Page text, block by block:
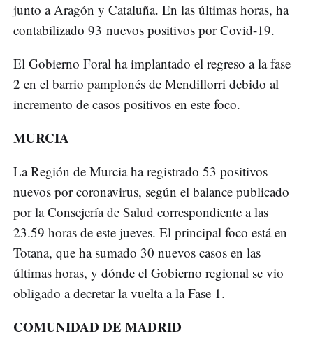
junto a Aragón y Cataluña. En las últimas horas, ha
contabilizado 93 nuevos positivos por Covid-19.
El Gobierno Foral ha implantado el regreso a la fase
2 en el barrio pamplonés de Mendillorri debido al
incremento de casos positivos en este foco.
MURCIA
La Región de Murcia ha registrado 53 positivos
nuevos por coronavirus, según el balance publicado
por la Consejería de Salud correspondiente a las
23.59 horas de este jueves. El principal foco está en
Totana, que ha sumado 30 nuevos casos en las
últimas horas, y dónde el Gobierno regional se vio
obligado a decretar la vuelta a la Fase 1.
COMUNIDAD DE MADRID